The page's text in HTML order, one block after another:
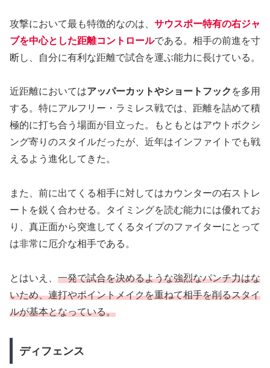
攻撃において最も特徴的なのは、 サウスポー特有の右ジャ
ブを中心とした距離コントロールである。相手の前進を寸
断し、自分に有利な距離で試合を運ぶ能力に長けている。
近距離においてはアッパーカットやショートフック を多用
する。特にアルフリー・ラミレス戦では、距離を詰めて積
極的に打ち合う場面が目立った。もともとはアウトボクシ
ング寄りのスタイルだったが、近年はインファイトでも戦
えるよう進化してきた。
また、前に出てくる相手に対してはカウンターの右ストレ
ートを鋭く合わせる。タイミングを読む能力には優れてお
り、真正面から突進してくるタイプのファイターにとって
は非常に厄介な相手である。
とはいえ、 一発で試合を決めるような強烈なパンチ力はな
いため、連打やポイントメイクを重ねて相手を削るスタイ
ルが基本となっている。
ディフェンス